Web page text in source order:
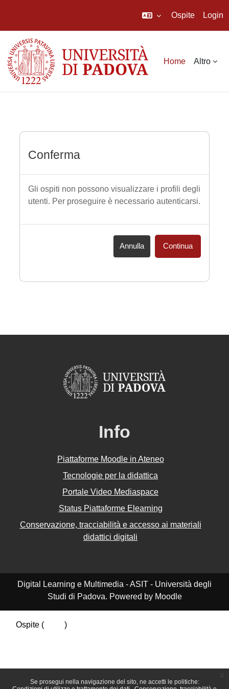
Se prosegui nella navigazione del sito, ne accetti le politiche:
Ospite Login
Home Altro
Conferma
Gli ospiti non possono visualizzare i profili degli
utenti. Per proseguire è necessario autenticarsi.
Annulla Continua
Info
Piattaforme Moodle in Ateneo
Tecnologie per la didattica
Portale Video Mediaspace
Status Piattaforme Elearning
Conservazione, tracciabilità e accesso ai materiali
didattici digitali
Digital Learning e Multimedia - ASIT - Università degli
Studi di Padova. Powered by Moodle
Ospite (
)